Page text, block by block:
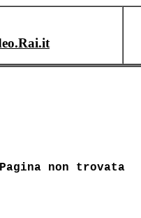
Pagina non trovata